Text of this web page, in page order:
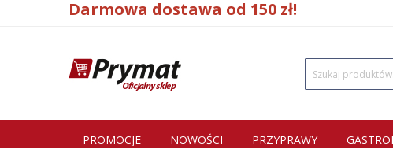
Darmowa dostawa od 150 zł!
PROMOCJE NOWOŚCI PRZYPRAWY